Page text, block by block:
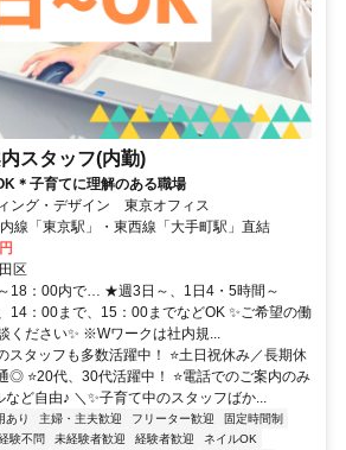
スタッフ(内勤)
＊子育てに理解のある職場
ング・デザイン 東京オフィス
線「東京駅」・東西線「大手町駅」直結
区
18：00内で… ★週3日～、1日4・5時間～
14：00まで、15：00までなどOK ✨ご希望の働
ください✨ ※Wワークは社内規...
スタッフも多数活躍中！ ⭐土日祝休み／長期休
◎ ⭐20代、30代活躍中！ ⭐電話でのご案内のみ
など自由♪ ＼✨子育て中のスタッフばか...
あり 主婦・主夫歓迎 フリーター歓迎
固定時間制
験不問 未経験者歓迎 経験者歓迎
ネイルOK